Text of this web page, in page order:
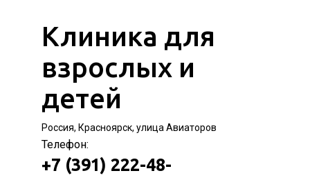
Клиника для
взрослых и
детей
Россия, Красноярск, улица Авиаторов
Телефон:
+7 (391) 222-48-